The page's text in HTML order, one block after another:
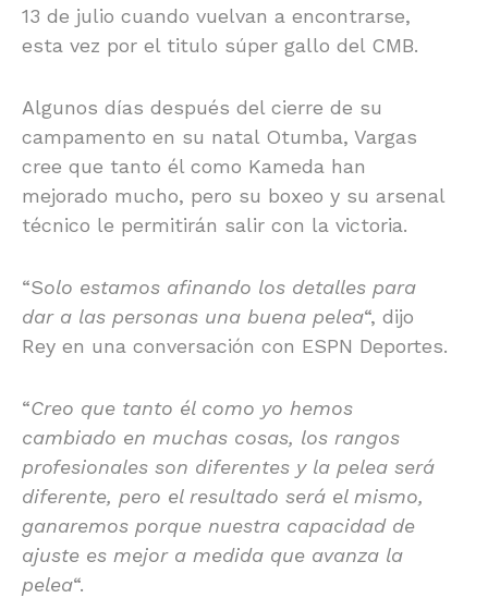
13 de julio cuando vuelvan a encontrarse,
esta vez por el titulo súper gallo del CMB.
Algunos días después del cierre de su
campamento en su natal Otumba, Vargas
cree que tanto él como Kameda han
mejorado mucho, pero su boxeo y su arsenal
técnico le permitirán salir con la victoria.
“Solo estamos afinando los detalles para
dar a las personas una buena pelea“, dijo
Rey en una conversación con ESPN Deportes.
“Creo que tanto él como yo hemos
cambiado en muchas cosas, los rangos
profesionales son diferentes y la pelea será
diferente, pero el resultado será el mismo,
ganaremos porque nuestra capacidad de
ajuste es mejor a medida que avanza la
pelea“.